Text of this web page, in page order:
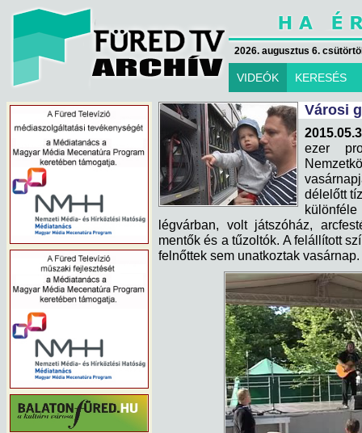
2026. augusztus 6.
VIDEÓK KERESÉS
Városi
ezer
délelőtt
különféle
légvárban, volt játszóház,
mentők és a tűzoltók. A felállított
felnőttek sem unatkoztak vasárnap.